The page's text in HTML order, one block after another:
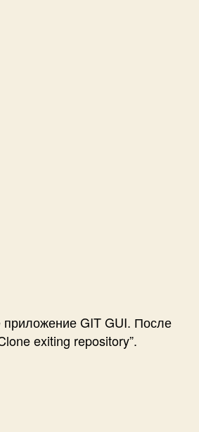
приложение GIT GUI. После
exiting repository”.